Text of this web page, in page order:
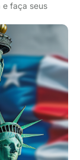
e faça seus